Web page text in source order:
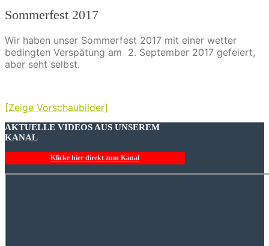
Sommerfest 2017
Wir haben unser Sommerfest 2017 mit einer wetter
bedingten Verspätung am 2. September 2017 gefeiert,
aber seht selbst.
[Zeige Vorschaubilder]
AKTUELLE VIDEOS AUS UNSEREM
KANAL
Klicke hier direkt zum Kanal